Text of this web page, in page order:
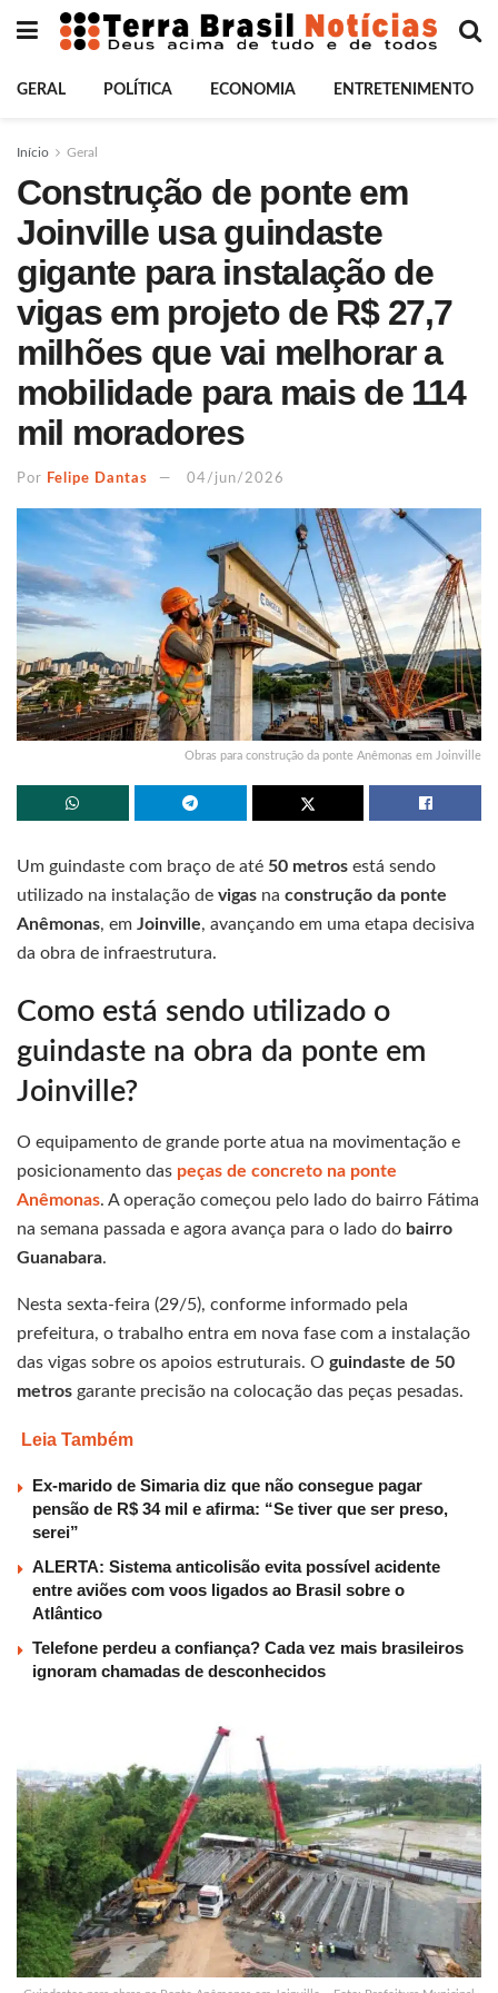
GERAL POLÍTICA ECONOMIA ENTRETENIMENTO
Início Geral
Construção de ponte em
Joinville usa guindaste
gigante para instalação de
vigas em projeto de R$ 27,7
milhões que vai melhorar a
mobilidade para mais de 114
mil moradores
Por Felipe Dantas 04/jun/2026
Obras para construção da ponte Anêmonas em Joinville
Um guindaste com braço de até 50 metros está sendo
utilizado na instalação de vigas na construção da ponte
Anêmonas, em Joinville, avançando em uma etapa decisiva
da obra de infraestrutura.
Como está sendo utilizado o
guindaste na obra da ponte em
Joinville?
O equipamento de grande porte atua na movimentação e
posicionamento das peças de concreto na ponte
Anêmonas. A operação começou pelo lado do bairro Fátima
na semana passada e agora avança para o lado do bairro
Guanabara.
Nesta sexta-feira (29/5), conforme informado pela
prefeitura, o trabalho entra em nova fase com a instalação
das vigas sobre os apoios estruturais. O guindaste de 50
metros garante precisão na colocação das peças pesadas.
Leia Também
Ex-marido de Simaria diz que não consegue pagar
pensão de R$ 34 mil e afirma: “Se tiver que ser preso,
serei”
ALERTA: Sistema anticolisão evita possível acidente
entre aviões com voos ligados ao Brasil sobre o
Atlântico
Telefone perdeu a confiança? Cada vez mais brasileiros
ignoram chamadas de desconhecidos